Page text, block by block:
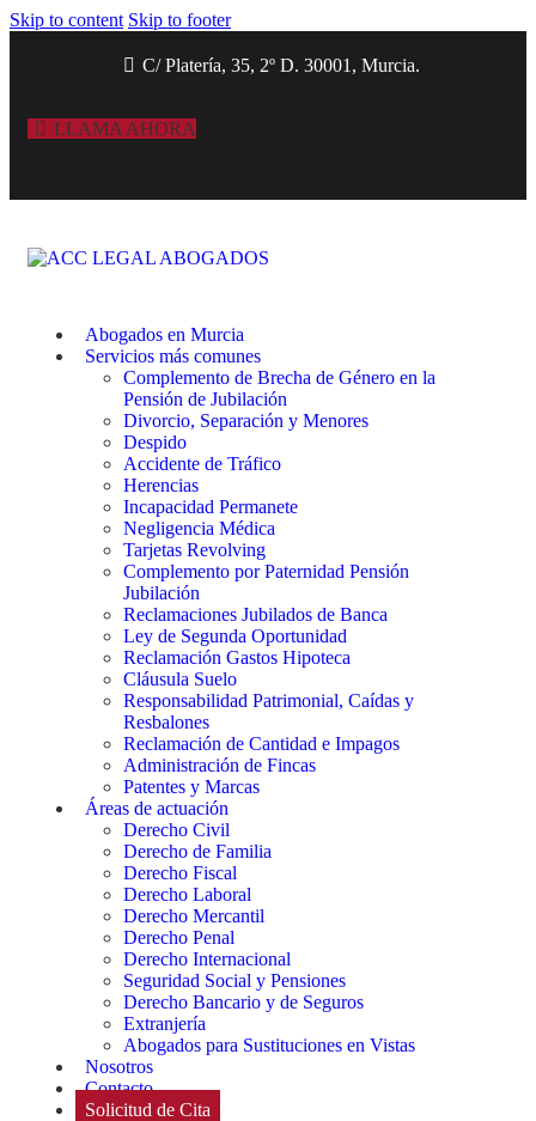
Skip to content Skip to footer
C/ Platería, 35, 2º D. 30001, Murcia.
LLAMA AHORA
Abogados en Murcia
Servicios más comunes
Complemento de Brecha de Género en la
Pensión de Jubilación
Divorcio, Separación y Menores
Despido
Accidente de Tráfico
Herencias
Incapacidad Permanete
Negligencia Médica
Tarjetas Revolving
Complemento por Paternidad Pensión
Jubilación
Reclamaciones Jubilados de Banca
Ley de Segunda Oportunidad
Reclamación Gastos Hipoteca
Cláusula Suelo
Responsabilidad Patrimonial, Caídas y
Resbalones
Reclamación de Cantidad e Impagos
Administración de Fincas
Patentes y Marcas
Áreas de actuación
Derecho Civil
Derecho de Familia
Derecho Fiscal
Derecho Laboral
Derecho Mercantil
Derecho Penal
Derecho Internacional
Seguridad Social y Pensiones
Derecho Bancario y de Seguros
Extranjería
Abogados para Sustituciones en Vistas
Nosotros
Contacto
Solicitud de Cita